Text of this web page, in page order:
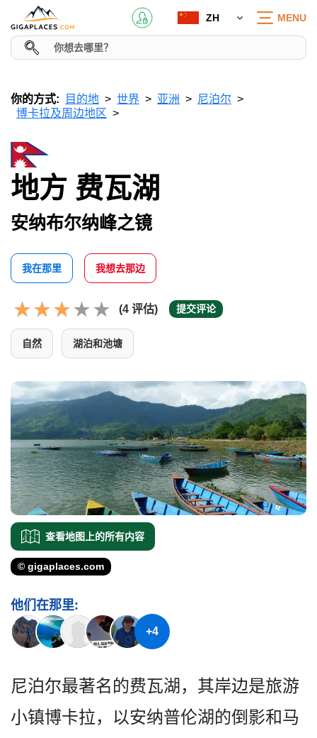
ZH MENU
你的方式: 目的地 世界 亚洲
尼泊尔
博卡拉及周边地区
地方 费瓦湖
安纳布尔纳峰之镜
我在那里 我想去那边
(4 评估) 提交评论
自然 湖泊和池塘
查看地图上的所有内容
© gigaplaces.com
他们在那里:
+4
尼泊尔最著名的费瓦湖，其岸­边是旅游
小镇博卡拉，以安纳普伦湖的倒影和马